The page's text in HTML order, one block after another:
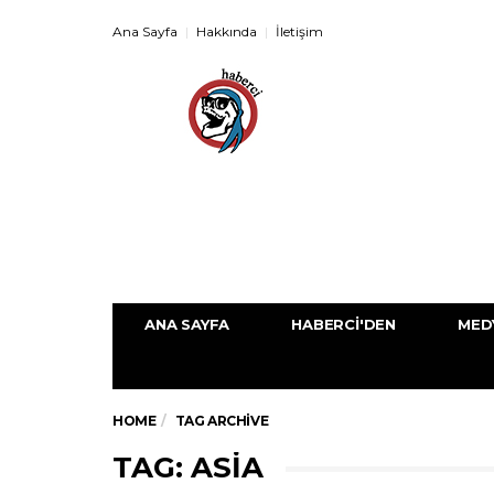
Ana Sayfa Hakkında İletişim
ANA SAYFA HABERCI'DEN
HOME TAG ARCHIVE
TAG: ASIA